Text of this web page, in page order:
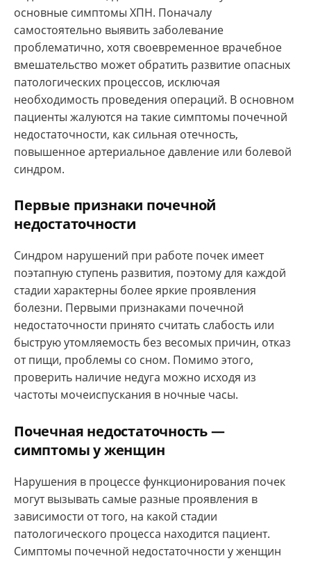
основные симптомы ХПН. Поначалу
самостоятельно выявить заболевание
проблематично, хотя своевременное врачебное
вмешательство может обратить развитие опасных
патологических процессов, исключая
необходимость проведения операций. В основном
пациенты жалуются на такие симптомы почечной
недостаточности, как сильная отечность,
повышенное артериальное давление или болевой
синдром.
Первые признаки почечной
недостаточности
Синдром нарушений при работе почек имеет
поэтапную ступень развития, поэтому для каждой
стадии характерны более яркие проявления
болезни. Первыми признаками почечной
недостаточности принято считать слабость или
быструю утомляемость без весомых причин, отказ
от пищи, проблемы со сном. Помимо этого,
проверить наличие недуга можно исходя из
частоты мочеиспускания в ночные часы.
Почечная недостаточность —
симптомы у женщин
Нарушения в процессе функционирования почек
могут вызывать самые разные проявления в
зависимости от того, на какой стадии
патологического процесса находится пациент.
Симптомы почечной недостаточности у женщин